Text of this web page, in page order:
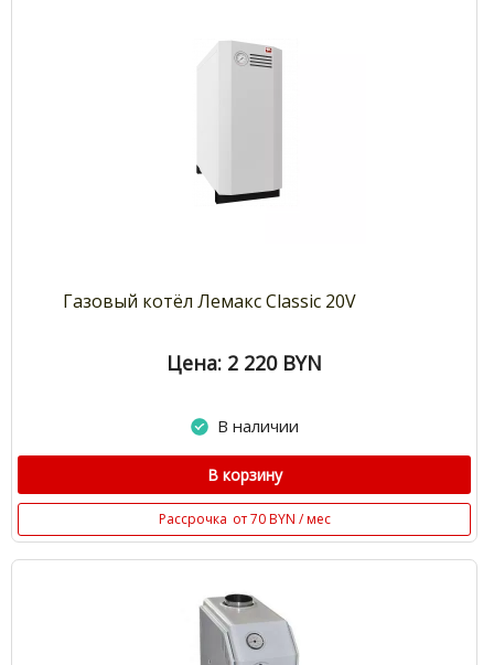
Газовый котёл Лемакс Classic 20V
Цена: 2 220 BYN
В наличии
В корзину
Рассрочка от 70 BYN / мес